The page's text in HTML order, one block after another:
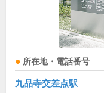
所在地・電話番号
九品寺交差点駅